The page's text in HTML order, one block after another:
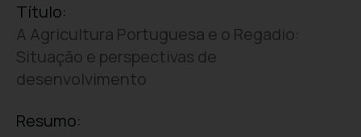
Título:
A Agricultura Portuguesa e o Regadio:
Situação e perspectivas de
desenvolvimento
Resumo: